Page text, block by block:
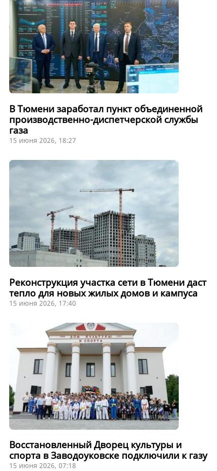
В Тюмени заработал пункт объединенной
производственно-диспетчерской службы
газа
15 июня 2026, 18:27
Реконструкция участка сети в Тюмени даст
тепло для новых жилых домов и кампуса
15 июня 2026, 17:40
Восстановленный Дворец культуры и
спорта в Заводоуковске подключили к газу
15 июня 2026, 07:18